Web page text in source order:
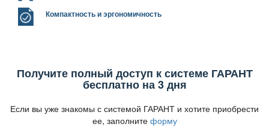
Компактность и эргономичность
Получите полный доступ к системе ГАРАНТ
есплатно на 3 дня
Если вы уже знакомы с системой ГАРАНТ и хотите приобрести
ее, заполните форму